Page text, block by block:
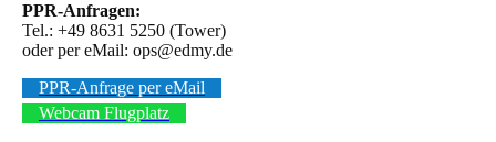
PPR-Anfragen:
Tel.: +49 8631 5250 (Tower)
oder per eMail: ops@edmy.de
PPR-Anfrage per eMail
Webcam Flugplatz